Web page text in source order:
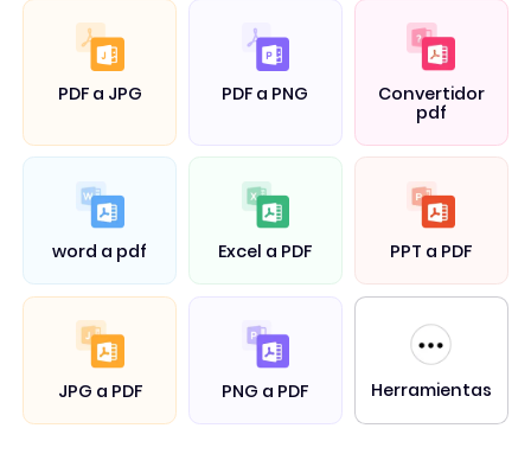
PDF a JPG PDF a PNG
Convertidor
pdf
word a pdf Excel a PDF PPT a PDF
JPG a PDF PNG a PDF Herramientas